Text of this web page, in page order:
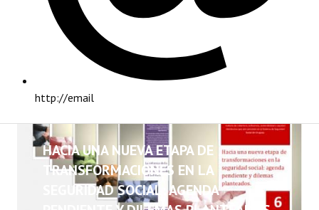
http://email
INSTITUCIONAL
NOTICIAS
HACIA UNA NUEVA ETAPA DE
TRANSFORMACIONES EN LA
SEGURIDAD SOCIAL: AGENDA